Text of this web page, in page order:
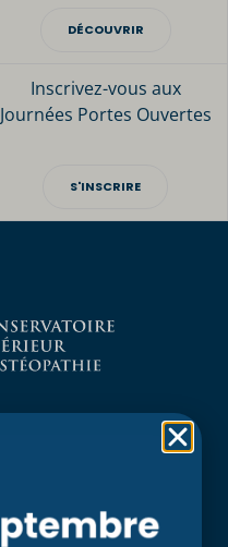
DÉCOUVRIR
Inscrivez-vous aux
Journées Portes Ouvertes
S'INSCRIRE